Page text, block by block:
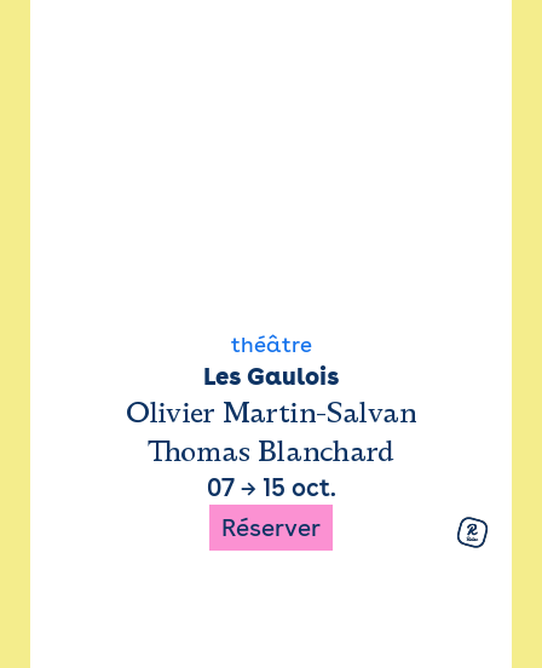
théâtre
Les Gaulois
Olivier Martin-Salvan
Thomas Blanchard
07→ 15 oct.
Réserver